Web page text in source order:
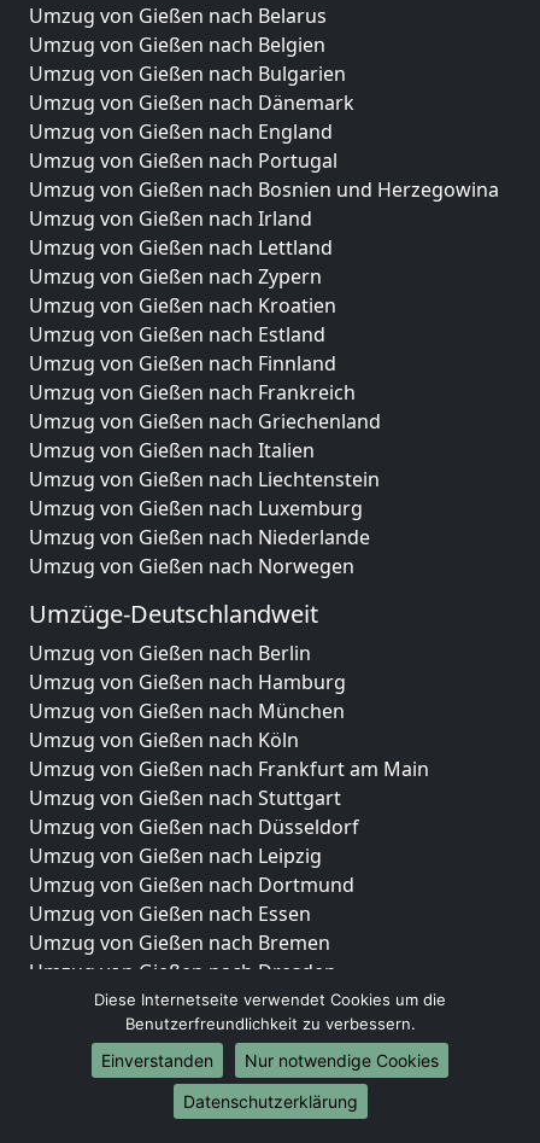
Umzug von Gießen nach Belarus
Umzug von Gießen nach Belgien
Umzug von Gießen nach Bulgarien
Umzug von Gießen nach Dänemark
Umzug von Gießen nach England
Umzug von Gießen nach Portugal
Umzug von Gießen nach Bosnien und Herzegowina
Umzug von Gießen nach Irland
Umzug von Gießen nach Lettland
Umzug von Gießen nach Zypern
Umzug von Gießen nach Kroatien
Umzug von Gießen nach Estland
Umzug von Gießen nach Finnland
Umzug von Gießen nach Frankreich
Umzug von Gießen nach Griechenland
Umzug von Gießen nach Italien
Umzug von Gießen nach Liechtenstein
Umzug von Gießen nach Luxemburg
Umzug von Gießen nach Niederlande
Umzug von Gießen nach Norwegen
Umzüge-Deutschlandweit
Umzug von Gießen nach Berlin
Umzug von Gießen nach Hamburg
Umzug von Gießen nach München
Umzug von Gießen nach Köln
Umzug von Gießen nach Frankfurt am Main
Umzug von Gießen nach Stuttgart
Umzug von Gießen nach Düsseldorf
Umzug von Gießen nach Leipzig
Umzug von Gießen nach Dortmund
Umzug von Gießen nach Essen
Umzug von Gießen nach Bremen
Umzug von Gießen nach Dresden
Umzug von Gießen nach Hannover
Umzug von Gießen nach Nürnberg
Umzug von Gießen nach Duisburg
Umzug von Gießen nach Bochum
Umzug von Gießen nach Wuppertal
Diese Internetseite verwendet Cookies um die
Benutzerfreundlichkeit zu verbessern.
Einverstanden
Nur notwendige Cookies
Datenschutzerklärung